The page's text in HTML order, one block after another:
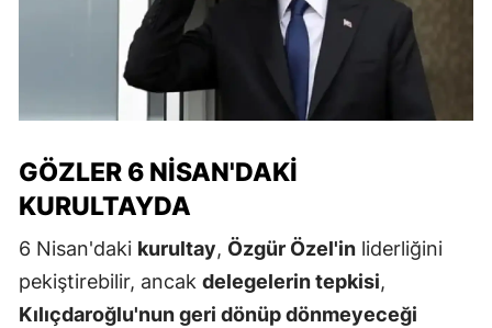
GÖZLER 6 NISAN'DAKI
KURULTAYDA
6 Nisan'daki kurultay, Özgür Özel'in liderliğini
pekiştirebilir, ancak delegelerin tepkisi,
Kılıçdaroğlu'nun geri dönüp dönmeyeceği